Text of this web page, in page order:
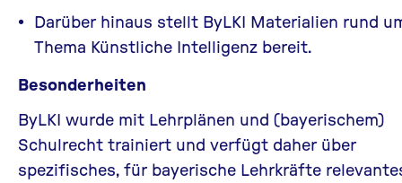
Darüber hinaus stellt ByLKI Materialien rund
Thema Künstliche Intelligenz bereit.
Besonderheiten
ByLKI wurde mit Lehrplänen und (bayerischem)
Schulrecht trainiert und verfügt daher über
spezifisches, für bayerische Lehrkräfte